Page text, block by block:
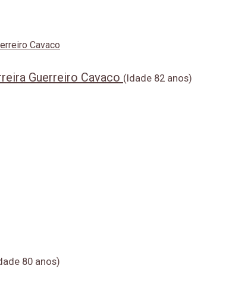
Guerreiro Cavaco (Idade 82 anos)
80 anos)